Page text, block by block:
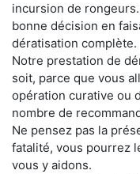
incursion de
bonne décision en
dératisation complète.
Notre prestation de
soit, parce que vous
opération curative ou
nombre de
Ne pensez pas la
fatalité, vous pourrez
vous y aidons.